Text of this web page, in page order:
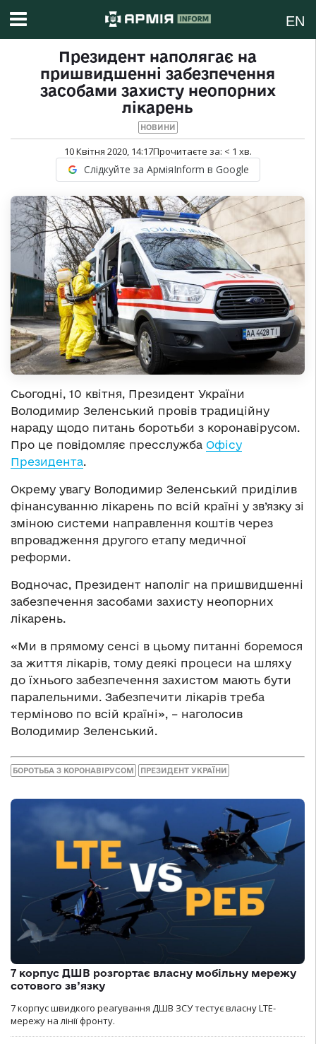
EN
Президент наполягає на
пришвидшенні забезпечення
засобами захисту неопорних
лікарень
НОВИНИ
10 Квітня 2020, 14:17Прочитаєте за: < 1 хв.
Слідкуйте за АрміяInform в Google
Сьогодні, 10 квітня, Президент України
Володимир Зеленський провів традиційну
нараду щодо питань боротьби з коронавірусом.
Про це повідомляє пресслужба Офісу
Президента.
Окрему увагу Володимир Зеленський приділив
фінансуванню лікарень по всій країні у зв’язку зі
зміною системи направлення коштів через
впровадження другого етапу медичної
реформи.
Водночас, Президент наполіг на пришвидшенні
забезпечення засобами захисту неопорних
лікарень.
«Ми в прямому сенсі в цьому питанні боремося
за життя лікарів, тому деякі процеси на шляху
до їхнього забезпечення захистом мають бути
паралельними. Забезпечити лікарів треба
терміново по всій країні», – наголосив
Володимир Зеленський.
БОРОТЬБА З КОРОНАВІРУСОМ ПРЕЗИДЕНТ УКРАЇНИ
7 корпус ДШВ розгортає власну мобільну мережу
сотового зв’язку
7 корпус швидкого реагування ДШВ ЗСУ тестує власну LTE-
мережу на лінії фронту.